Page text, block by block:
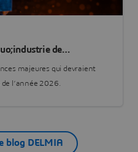
de
numérique
majeures qui devraient
de l’année 2026.
blog DELMIA